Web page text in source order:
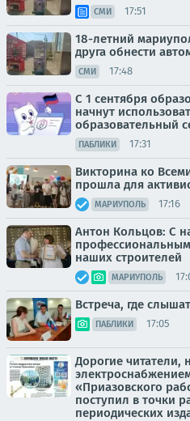
СМИ 17:51
18-летний
друга обнести
СМИ 17:48
С 1 сентября
начнут
образовательный
ПАБЛИКИ 17:31
Викторина ко
прошла для
МАРИУПОЛЬ 17:16
Антон Кольцов: С
наших строителей
МАРИУПОЛЬ
Встреча, где
ПАБЛИКИ 17:05
Дорогие читатели,
«Приазовского
поступил в точки
периодических